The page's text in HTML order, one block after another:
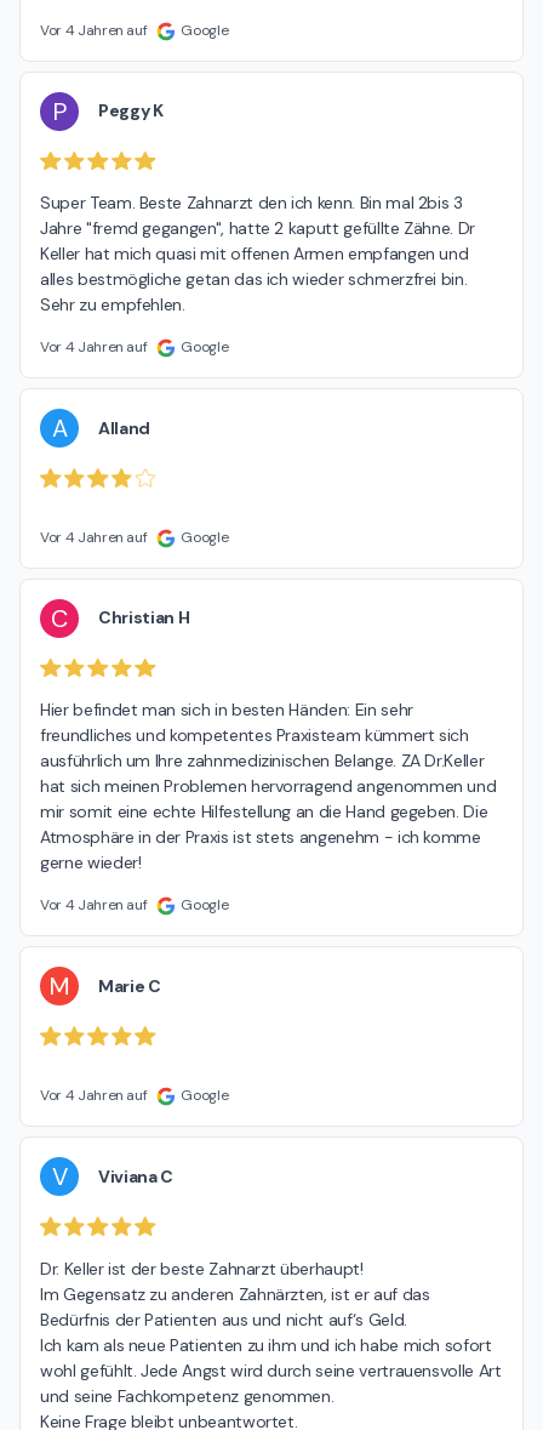
Vor 4 Jahren auf Google
P Peggy K
Super Team. Beste Zahnarzt den ich kenn. Bin mal 2bis 3
Jahre "fremd gegangen", hatte 2 kaputt gefüllte Zähne. Dr
Keller hat mich quasi mit offenen Armen empfangen und
alles bestmögliche getan das ich wieder schmerzfrei bin.
Sehr zu empfehlen.
Vor 4 Jahren auf Google
A Alland
Vor 4 Jahren auf Google
C Christian H
Hier befindet man sich in besten Händen: Ein sehr
freundliches und kompetentes Praxisteam kümmert sich
ausführlich um Ihre zahnmedizinischen Belange. ZA Dr.Keller
hat sich meinen Problemen hervorragend angenommen und
mir somit eine echte Hilfestellung an die Hand gegeben. Die
Atmosphäre in der Praxis ist stets angenehm - ich komme
gerne wieder!
Vor 4 Jahren auf Google
M Marie C
Vor 4 Jahren auf Google
V Viviana C
Dr. Keller ist der beste Zahnarzt überhaupt!
Im Gegensatz zu anderen Zahnärzten, ist er auf das
Bedürfnis der Patienten aus und nicht auf‘s Geld.
Ich kam als neue Patienten zu ihm und ich habe mich sofort
wohl gefühlt. Jede Angst wird durch seine vertrauensvolle Art
und seine Fachkompetenz genommen.
Keine Frage bleibt unbeantwortet.